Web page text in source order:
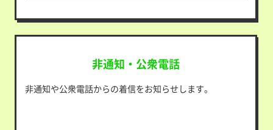
非通知・公衆電話
非通知や公衆電話からの着信をお知らせします。